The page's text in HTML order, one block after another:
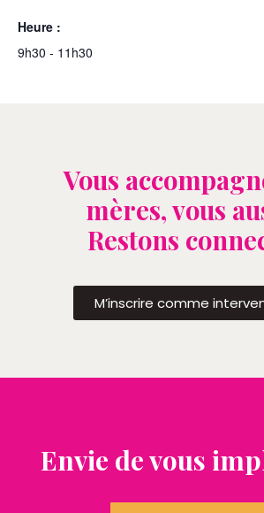
Heure :
9h30 - 11h30
Vous
mères, vous
Restons
M’inscrire comme
Envie de vous